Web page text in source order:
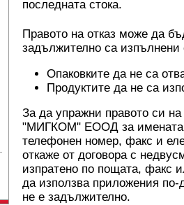
последната стока.
Правото на отказ може да
задължително са
Опаковките да не са
Продуктите да не са
За да упражни правото си
"МИГКОМ" ЕООД за имената
телефонен номер, факс и
откаже от договора с
изпратено по пощата, факс
да използва приложения по-
не е задължително.